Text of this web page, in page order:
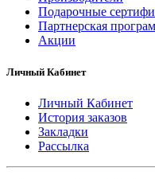
Подарочные
Партнерская
Акции
Личный Кабинет
Личный Кабинет
История заказов
Закладки
Рассылка